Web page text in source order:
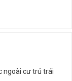
ngoài cư trú trái